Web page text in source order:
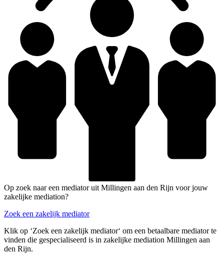
Op zoek naar een mediator uit Millingen aan den Rijn voor jouw
zakelijke mediation?
Zoek een zakelijk mediator
Klik op ‘Zoek een zakelijk mediator‘ om een betaalbare mediator te
vinden die gespecialiseerd is in zakelijke mediation Millingen aan
den Rijn.